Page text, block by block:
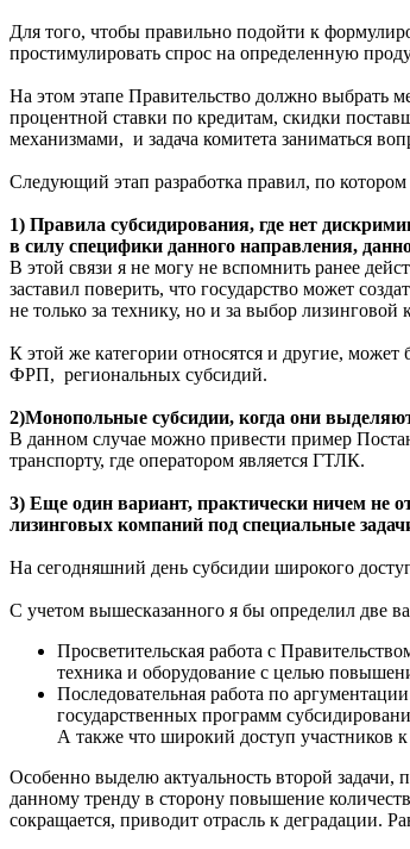
Для того, чтобы правильно подойти к
простимулировать спрос на определенную
На этом этапе Правительство должно выбрать
процентной ставки по кредитам, скидки
механизмами, и задача комитета заниматься
Следующий этап разработка правил, по
1) Правила субсидирования, где нет
в силу специфики данного направления,
В этой связи я не могу не вспомнить ранее
заставил поверить, что государство может
не только за технику, но и за выбор
К этой же категории относятся и другие,
ФРП, региональных субсидий.
2)Монопольные субсидии, когда они
В данном случае можно привести пример
транспорту, где оператором является ГТЛК.
3) Еще один вариант, практически ничем не
лизинговых компаний под специальные
На сегодняшний день субсидии широкого
С учетом вышесказанного я бы определил две
Просветительская работа с
техника и оборудование с целью
Последовательная работа по
государственных программ
А также что широкий доступ участников
Особенно выделю актуальность второй задачи,
данному тренду в сторону повышение
сокращается, приводит отрасль к деградации.